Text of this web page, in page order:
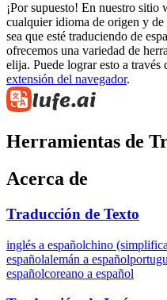
¡Por supuesto! En nuestro
cualquier idioma de origen y
sea que esté traduciendo de
ofrecemos una variedad de
elija. Puede lograr esto a través
extensión del navegador.
Herramientas de
Acerca de
Traducción de Texto
inglés a españolchino
españolalemán a español
españolcoreano a español